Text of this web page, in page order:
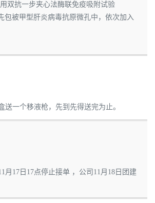
双抗一步夹心法酶联免疫吸附试验
包被甲型肝炎病毒抗原微孔中，依次加入
送一个移液枪，先到先得送完为止。
月17日17点停止接单 ，公司11月18日团建